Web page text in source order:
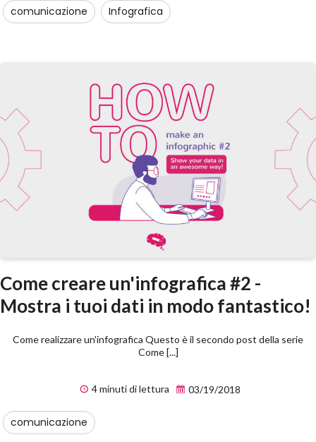
comunicazione Infografica
Come creare un'infografica #2 -
Mostra i tuoi dati in modo fantastico!
Come realizzare un'infografica Questo è il secondo post della serie
Come [...]
4 minuti di lettura 03/19/2018
comunicazione